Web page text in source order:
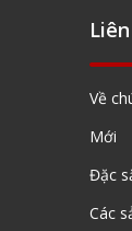
Về
Mới
Đặc
Các